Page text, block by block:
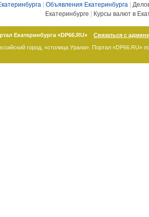
Объявления Екатеринбурга
Екатеринбурге
Курсы валют в
Екатеринбурга «DP66.RU»
Связаться с
город, «столица Урала». Портал «DP66.RU»